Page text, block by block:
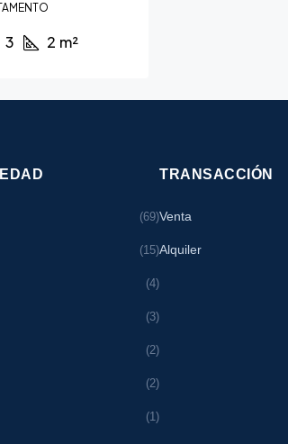
3 2 m²
(69)
(15)
(4)
(3)
(2)
(2)
(1)
TRANSACCIÓN
Venta
Alquiler